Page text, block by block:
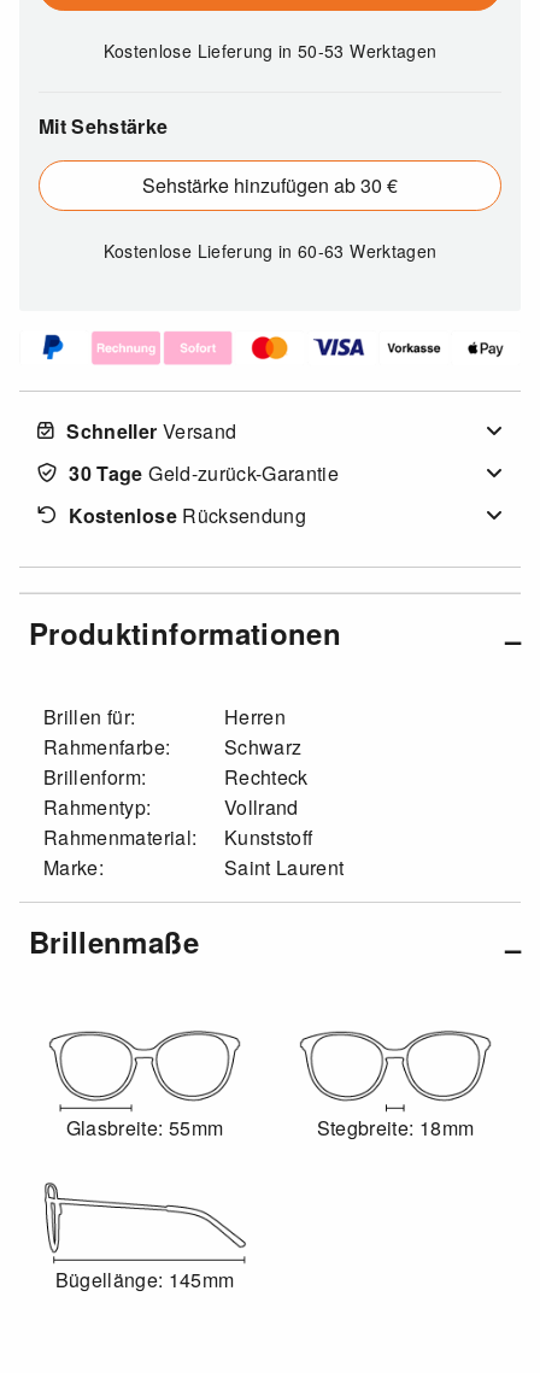
Kostenlose Lieferungin 50-53 Werktagen
Mit Sehstärke
Sehstärke hinzufügen ab 30 €
Kostenlose Lieferungin 60-63 Werktagen
Schneller Versand
30 Tage Geld-zurück-Garantie
KostenloseRücksendung
Produktinformationen
Brillen für:
Herren
Rahmenfarbe:
Schwarz
Brillenform:
Rechteck
Rahmentyp:
Vollrand
Rahmenmaterial:
Kunststoff
Marke:
Saint Laurent
Brillenmaße
Glasbreite: 55mm Stegbreite: 18mm
Bügellänge: 145mm